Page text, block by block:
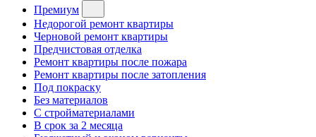
Премиум
Недорогой ремонт квартиры
Черновой ремонт квартиры
Предчистовая отделка
Ремонт квартиры после пожара
Ремонт квартиры после затопления
Под покраску
Без материалов
С стройматериалами
В срок за 2 месяца